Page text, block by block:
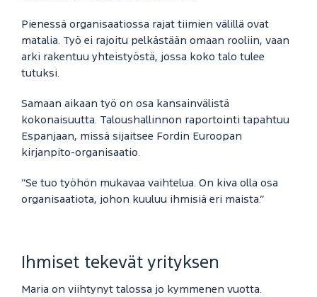
Pienessä organisaatiossa rajat tiimien välillä ovat
matalia. Työ ei rajoitu pelkästään omaan rooliin, vaan
arki rakentuu yhteistyöstä, jossa koko talo tulee
tutuksi.
Samaan aikaan työ on osa kansainvälistä
kokonaisuutta. Taloushallinnon raportointi tapahtuu
Espanjaan, missä sijaitsee Fordin Euroopan
kirjanpito-organisaatio.
”Se tuo työhön mukavaa vaihtelua. On kiva olla osa
organisaatiota, johon kuuluu ihmisiä eri maista.”
Ihmiset tekevät yrityksen
Maria on viihtynyt talossa jo kymmenen vuotta.